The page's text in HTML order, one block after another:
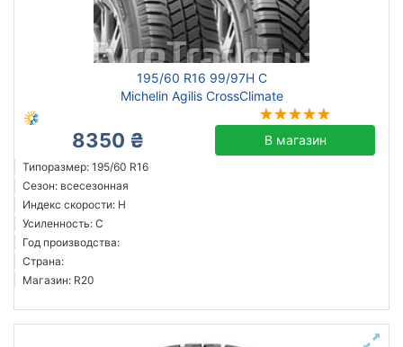
195/60 R16 99/97H C
Michelin Agilis CrossClimate
8350 ₴ В магазин
Типоразмер: 195/60 R16
Сезон: всесезонная
Индекс скорости: H
Усиленность: C
Год производства:
Страна:
Магазин: R20